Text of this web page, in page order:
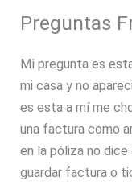
Preguntas
Mi pregunta es
mi casa y no
es esta a mí me
una factura como
en la póliza no
guardar factura o